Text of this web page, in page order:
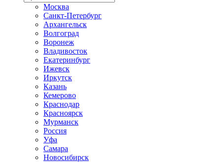
Москва
Санкт-Петербург
Архангельск
Волгоград
Воронеж
Владивосток
Екатеринбург
Ижевск
Иркутск
Казань
Кемерово
Краснодар
Красноярск
Мурманск
Россия
Уфа
Самара
Новосибирск